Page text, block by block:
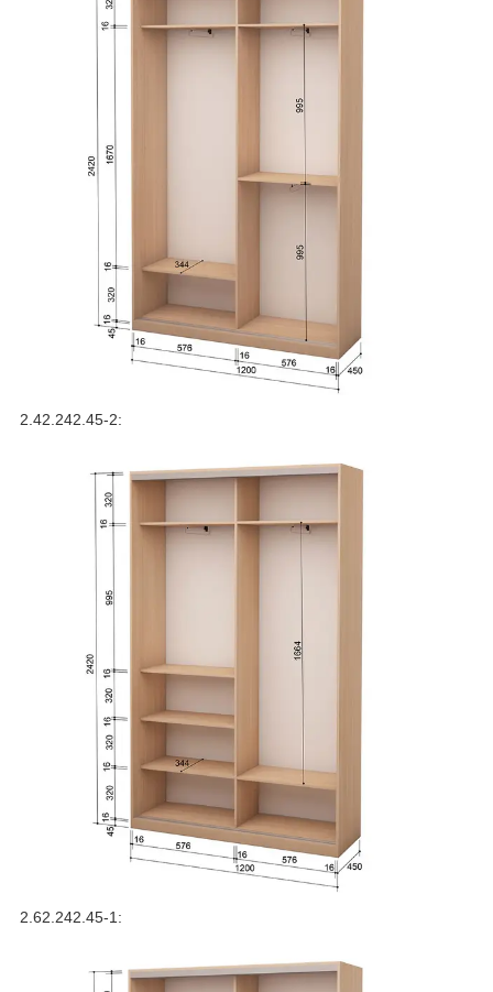
2.42.242.45-2:
2.62.242.45-1: